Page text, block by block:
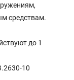
средствам.
до 1
10